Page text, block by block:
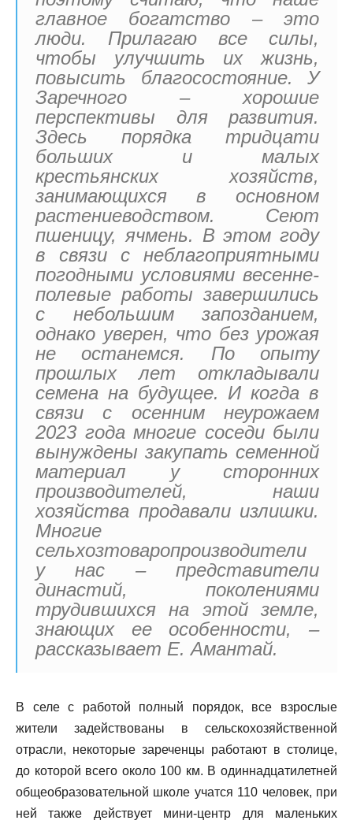
главное богатство – это
люди. Прилагаю все силы,
чтобы улучшить их жизнь,
повысить благосостояние. У
Заречного – хорошие
перспективы для развития.
Здесь порядка тридцати
больших и малых
крестьянских хозяйств,
занимающихся в основном
растениеводством. Сеют
пшеницу, ячмень. В этом году
в связи с неблагоприятными
погодными условиями весенне-
полевые работы завершились
с небольшим запозданием,
однако уверен, что без урожая
не останемся. По опыту
прошлых лет откладывали
семена на будущее. И когда в
связи с осенним неурожаем
2023 года многие соседи были
вынуждены закупать семенной
материал у сторонних
производителей, наши
хозяйства продавали излишки.
Многие
сельхозтоваропроизводители
у нас – представители
династий, поколениями
трудившихся на этой земле,
знающих ее особенности, –
рассказывает Е. Амантай.
В селе с работой полный порядок, все взрослые
жители задействованы в сельскохозяйственной
отрасли, некоторые зареченцы работают в столице,
до которой всего около 100 км. В одиннадцатилетней
общеобразовательной школе учатся 110 человек, при
ней также действует мини-центр для маленьких